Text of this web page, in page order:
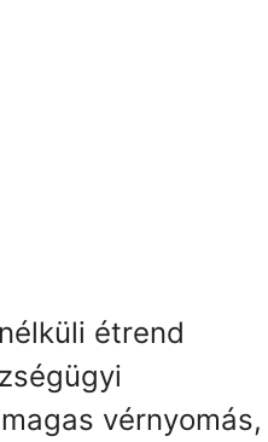
étrend
vérnyomás,